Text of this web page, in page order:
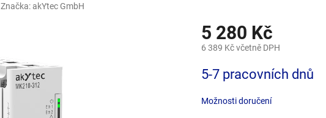
Značka:akYtec GmbH
5 280 Kč
6 389 Kč včetně DPH
cena:
5-7 pracovních dnů
Možnosti doručení